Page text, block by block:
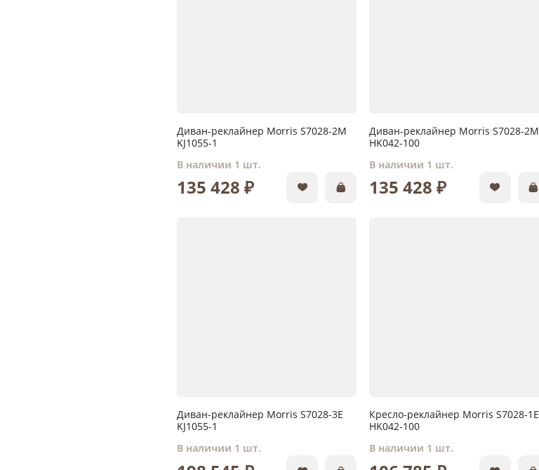
Диван-реклайнер Morris S7028-2M
KJ1055-1
В наличии 1 шт.
135 428 ₽
Диван-реклайнер Morris S7028-2M
HK042-100
В наличии 1 шт.
135 428 ₽
Диван-реклайнер Morris S7028-3E
KJ1055-1
В наличии 1 шт.
Кресло-реклайнер Morris S7028-1E
HK042-100
В наличии 1 шт.